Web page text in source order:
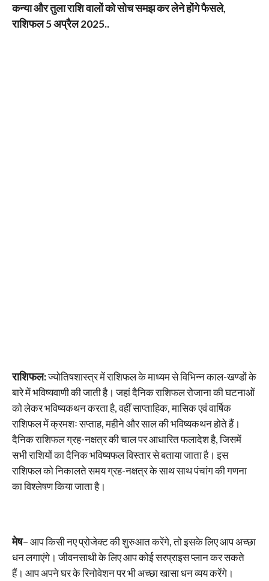
कन्या और तुला राशि वालों को सोच समझ कर लेने होंगे फैसले,
राशिफल 5 अप्रैल 2025..
राशिफल:ज्योतिषशास्त्र में राशिफल के माध्यम से विभिन्न काल-खण्डों के
बारे में भविष्यवाणी की जाती है। जहां दैनिक राशिफल रोजाना की घटनाओं
को लेकर भविष्यकथन करता है, वहीं साप्ताहिक, मासिक एवं वार्षिक
राशिफल में क्रमशः सप्ताह, महीने और साल की भविष्यकथन होते हैं।
दैनिक राशिफल ग्रह-नक्षत्र की चाल पर आधारित फलादेश है, जिसमें
सभी राशियों का दैनिक भविष्यफल विस्तार से बताया जाता है। इस
राशिफल को निकालते समय ग्रह-नक्षत्र के साथ साथ पंचांग की गणना
का विश्लेषण किया जाता है।
मेष– आप किसी नए प्रोजेक्ट की शुरुआत करेंगे, तो इसके लिए आप अच्छा
धन लगाएंगे। जीवनसाथी के लिए आप कोई सरप्राइस प्लान कर सकते
हैं। आप अपने घर के रिनोवेशन पर भी अच्छा खासा धन व्यय करेंगे।